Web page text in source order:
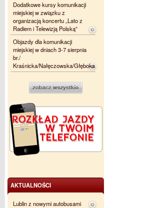
Dodatkowe kursy komunikacji
miejskiej w związku z
organizacją koncertu „Lato z
Radiem i Telewizją Polską”
Objazdy dla komunikacji
miejskiej w dniach 3-7 sierpnia
br./
Kraśnicka/Nałęczowska/Głęboka
AKTUALNOŚCI
Lublin z nowymi autobusami